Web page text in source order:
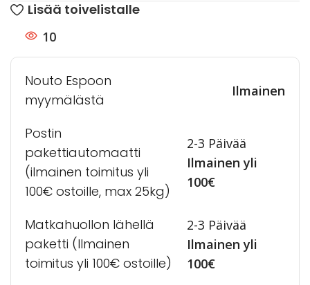
Lisää toivelistalle
10
Nouto Espoon
myymälästä
Ilmainen
Postin
pakettiautomaatti
(ilmainen toimitus yli
100€ ostoille, max 25kg)
2-3 Päivää
Ilmainen yli
100€
Matkahuollon lähellä
paketti (Ilmainen
toimitus yli 100€ ostoille)
2-3 Päivää
Ilmainen yli
100€